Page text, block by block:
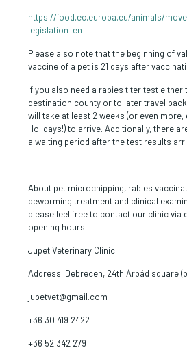
https://food.ec.europa.eu/animals/
legislation_en
Please also note that the beginning of
vaccine of a pet is 21 days after
If you also need a rabies titer test either
destination county or to later travel
will take at least 2 weeks (or even
Holidays!) to arrive. Additionally, there
a waiting period after the test results
About pet microchipping, rabies
deworming treatment and clinical
please feel free to contact our clinic via
opening hours.
Jupet Veterinary Clinic
Address: Debrecen, 24th Árpád square
jupetvet@gmail.com
+36 30 419 2422
+36 52 342 279